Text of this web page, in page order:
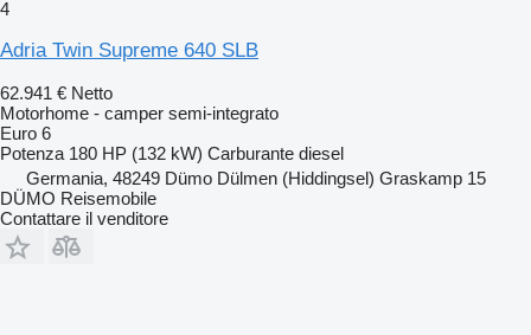
4
Adria Twin Supreme 640 SLB
62.941 € Netto
Motorhome - camper semi-integrato
Euro 6
Potenza 180 HP (132 kW) Carburante diesel
Germania, 48249 Dümo Dülmen (Hiddingsel) Graskamp 15
DÜMO Reisemobile
Contattare il venditore